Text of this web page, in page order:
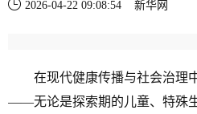
2026-04-22 09:08:54 新华网
在现代健康传播与社会治理
——无论是探索期的儿童、特殊